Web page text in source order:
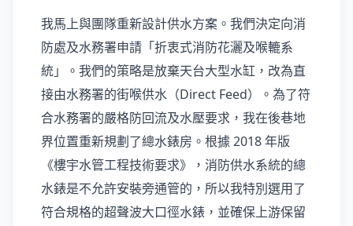
我馬上與團隊重新設計供水方案。我們決定向消
防處及水務署申請「折衷式消防花灑及喉轆系
統」。我們的策略是放棄天台大型水缸，改為直
接由水務署的街喉供水（Direct Feed）。為了符
合水務署的嚴格防回流及水壓要求，我在後巷地
界位置重新規劃了總水錶房。根據 2018 年版
《樓宇水管工程技術要求》，消防供水系統的總
水錶是不允許安裝旁通管的，所以我特別選用了
符合規格的超聲波大口徑水錶，並確保上游保留